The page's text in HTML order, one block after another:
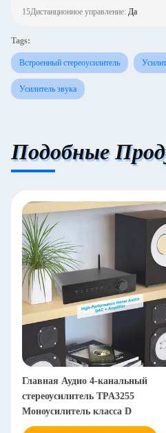
15Дистанционное управление: Да
Tags:
Встроенный стереоусилитель
Усилитель звука
Подобные
Главная Аудио 4-канальный
стереоусилитель TPA3255
Моноусилитель класса D